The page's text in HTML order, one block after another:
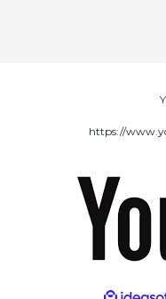
https://